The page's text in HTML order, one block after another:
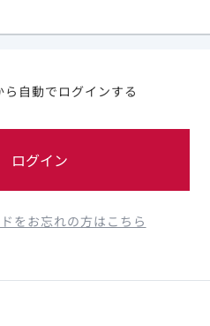
ら自動でログインする
ログイン
をお忘れの方はこちら